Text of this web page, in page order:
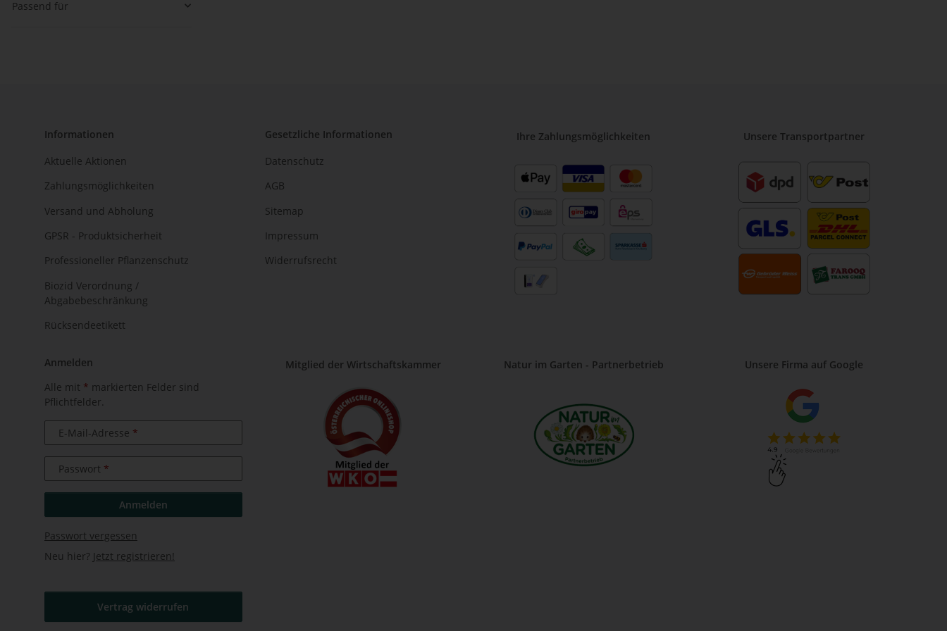
Passend für
Informationen
Aktuelle Aktionen
Zahlungsmöglichkeiten
Versand und Abholung
GPSR - Produktsicherheit
Professioneller Pflanzenschutz
Biozid Verordnung /
Abgabebeschränkung
Rücksendeetikett
Gesetzliche Informationen
Datenschutz
AGB
Sitemap
Impressum
Widerrufsrecht
Ihre Zahlungsmöglichkeiten Unsere Transportpartner
Anmelden
Alle mit * markierten Felder sind
Pflichtfelder.
E-Mail-Adresse
Passwort
Anmelden
Passwort vergessen
Neu hier? Jetzt registrieren!
Mitglied der Wirtschaftskammer Natur im Garten - Partnerbetrieb Unsere Firma auf Google
Vertrag widerrufen